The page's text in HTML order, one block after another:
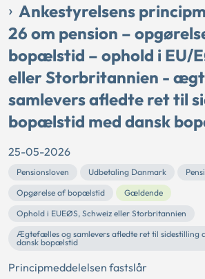
Ankestyrelsens
26 om pension –
bopælstid – ophold i EU/
eller Storbritannien -
samlevers afledte ret til
bopælstid med dansk
25-05-2026
Pensionsloven Udbetaling Danmark
Opgørelse af bopælstid
Gældende
Ophold i EUEØS, Schweiz eller Storbritannien
Ægtefælles og samlevers afledte ret til sidestilling
dansk bopælstid
Principmeddelelsen fastslår